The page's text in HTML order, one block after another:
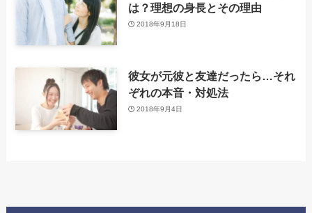
は？理想の身長とその理由
2018年9月18日
彼女が元彼と友達だったら…それ
ぞれの本音・対処法
2018年9月4日